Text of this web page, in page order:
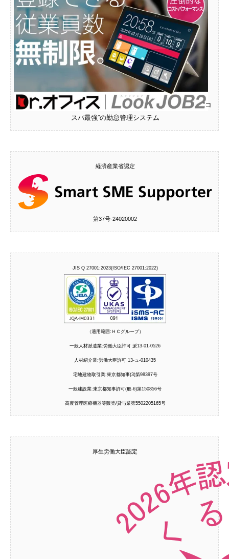
“コ
スパ最強”の勤怠管理システム
経済産業省認定
第37号‐24020002
JIS Q 27001:2023(ISO/IEC 27001:2022)
（適用範囲:ＨＣグループ）
一般人材派遣業:労働大臣許可 派13-01-0526
人材紹介業:労働大臣許可 13-ュ-010435
宅地建物取引業:東京都知事(3)第98397号
一般建設業:東京都知事許可(般-6)第150856号
高度管理医療機器等販売/貸与業第5502205165号
厚生労働大臣認定